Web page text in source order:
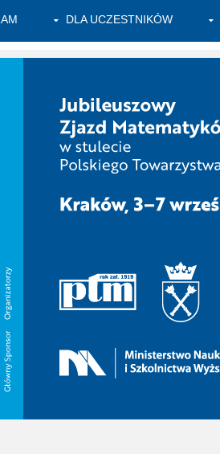
DLA UCZESTNIKÓW